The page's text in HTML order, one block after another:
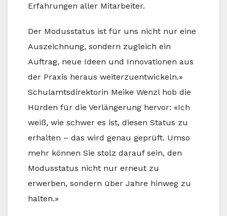
Erfahrungen aller Mitarbeiter.
Der Modusstatus ist für uns nicht nur eine
Auszeichnung, sondern zugleich ein
Auftrag, neue Ideen und Innovationen aus
der Praxis heraus weiterzuentwickeln.»
Schulamtsdirektorin Meike Wenzl hob die
Hürden für die Verlängerung hervor: «Ich
weiß, wie schwer es ist, diesen Status zu
erhalten – das wird genau geprüft. Umso
mehr können Sie stolz darauf sein, den
Modusstatus nicht nur erneut zu
erwerben, sondern über Jahre hinweg zu
halten.»